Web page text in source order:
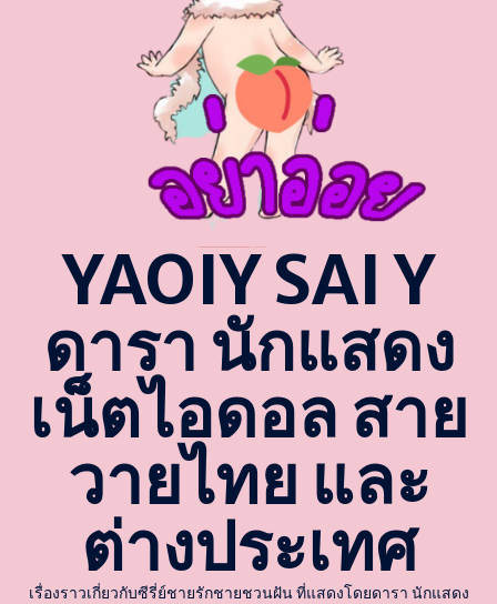
YAOIY SAI Y
ดารา นักแสดง
เน็ตไอดอล สาย
วายไทย และ
ต่างประเทศ
เรื่องราวเกี่ยวกับซีรี่ย์ชายรักชายชวนฝัน ที่แสดงโดยดารา นักแสดง